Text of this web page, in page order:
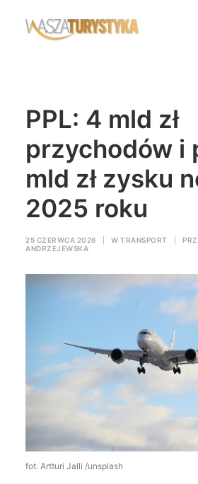
Biura podróży
Noclegi
Polska
Świat
Rok Kobiet
Wyszukiwanie
PPL: 4 mld zł
przychodów i
mld zł zysku
2025 roku
25 CZERWCA 2026 W TRANSPORT
ANDRZEJEWSKA
fot. Artturi Jalli /unsplash